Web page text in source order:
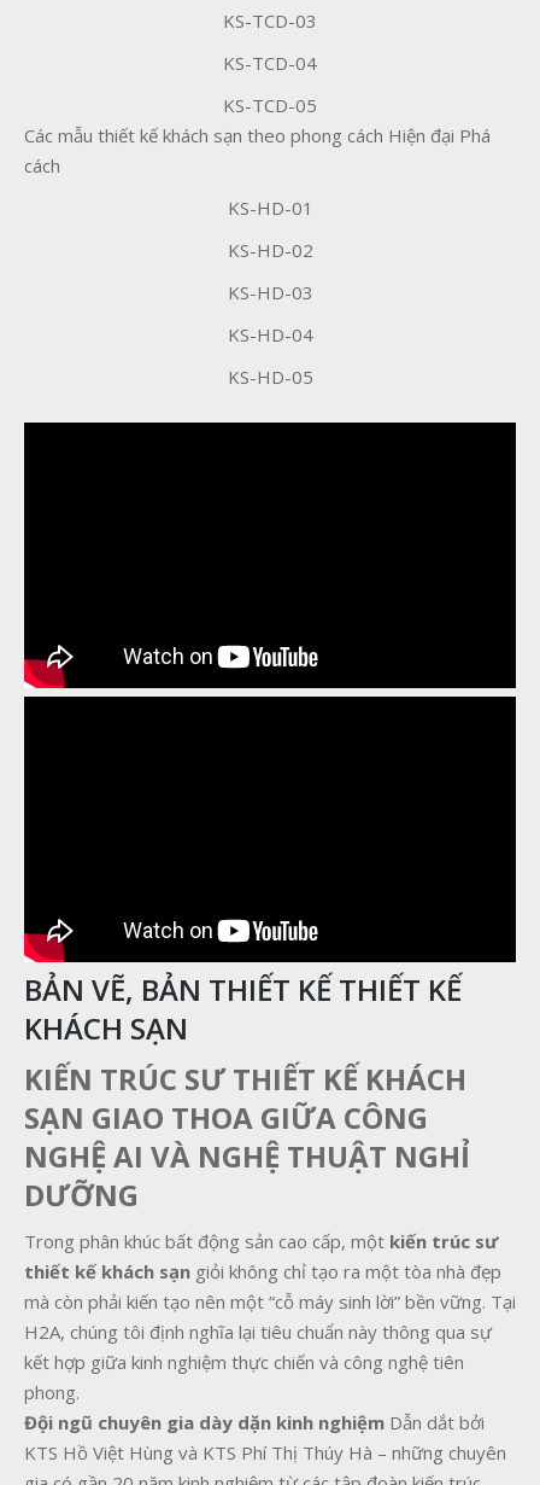
KS-TCD-03
KS-TCD-04
KS-TCD-05
Các mẫu thiết kế khách sạn theo phong cách Hiện đại Phá
cách
KS-HD-01
KS-HD-02
KS-HD-03
KS-HD-04
KS-HD-05
BẢN VẼ, BẢN THIẾT KẾ THIẾT KẾ
KHÁCH SẠN
KIẾN TRÚC SƯ THIẾT KẾ KHÁCH
SẠN GIAO THOA GIỮA CÔNG
NGHỆ AI VÀ NGHỆ THUẬT NGHỈ
DƯỠNG
Trong phân khúc bất động sản cao cấp, một kiến trúc sư
thiết kế khách sạn giỏi không chỉ tạo ra một tòa nhà đẹp
mà còn phải kiến tạo nên một “cỗ máy sinh lời” bền vững. Tại
H2A, chúng tôi định nghĩa lại tiêu chuẩn này thông qua sự
kết hợp giữa kinh nghiệm thực chiến và công nghệ tiên
phong.
Đội ngũ chuyên gia dày dặn kinh nghiệm Dẫn dắt bởi
KTS Hồ Việt Hùng và KTS Phí Thị Thúy Hà – những chuyên